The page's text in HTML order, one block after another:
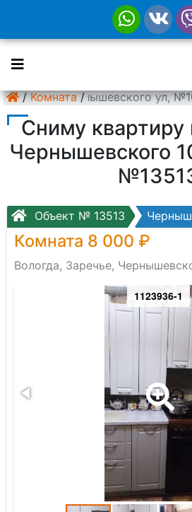
/ Комната /
Заречье, Чернышевского ул,
Сниму квартиру
Чернышевского
Объект № 13513
Комната 8 000 ₽
Вологда, Заречье,
1123936-1